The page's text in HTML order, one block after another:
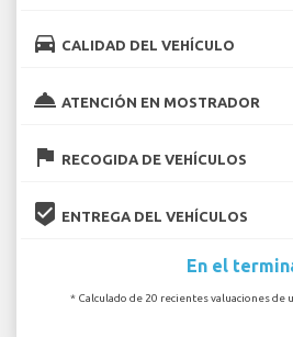
directions_car CALIDAD DEL VEHÍCULO
room_service ATENCIÓN EN MOSTRADOR
flag RECOGIDA DE VEHÍCULOS
beenhere ENTREGA DEL VEHÍCULOS
En el
* Calculado de 20 recientes valuaciones de